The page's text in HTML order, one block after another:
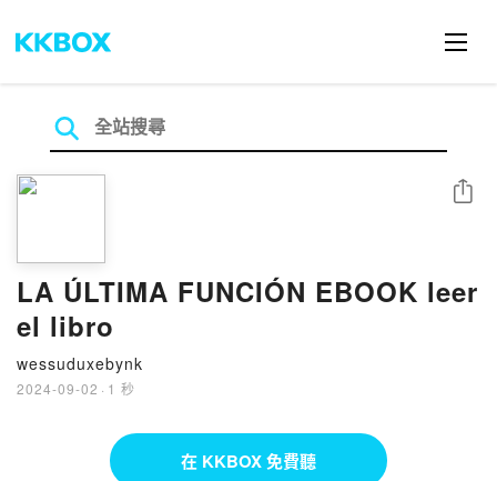
LA ÚLTIMA FUNCIÓN EBOOK leer
el libro
wessuduxebynk
2024-09-02 · 1 秒
分享
在 KKBOX 免費聽